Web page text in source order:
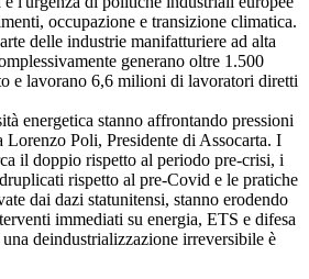
occupazione e transizione climatica.
delle industrie manifatturiere ad alta
generano oltre 1.500
e lavorano 6,6 milioni di lavoratori diretti
energetica stanno affrontando pressioni
Lorenzo Poli, Presidente di Assocarta. I
il doppio rispetto al periodo pre-crisi, i
rispetto al pre-Covid e le pratiche
dai dazi statunitensi, stanno erodendo
immediati su energia, ETS e difesa
deindustrializzazione irreversibile è